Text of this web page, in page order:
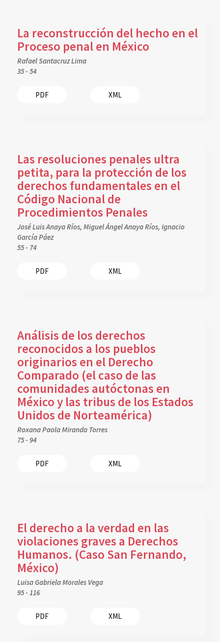
La reconstrucción del hecho en el
Proceso penal en México
Rafael Santacruz Lima
35 - 54
PDF XML
Las resoluciones penales ultra
petita, para la protección de los
derechos fundamentales en el
Código Nacional de
Procedimientos Penales
José Luis Anaya Ríos, Miguel Ángel Anaya Ríos, Ignacio
García Páez
55 - 74
PDF XML
Análisis de los derechos
reconocidos a los pueblos
originarios en el Derecho
Comparado (el caso de las
comunidades autóctonas en
México y las tribus de los Estados
Unidos de Norteamérica)
Roxana Paola Miranda Torres
75 - 94
PDF XML
El derecho a la verdad en las
violaciones graves a Derechos
Humanos. (Caso San Fernando,
México)
Luisa Gabriela Morales Vega
95 - 116
PDF XML